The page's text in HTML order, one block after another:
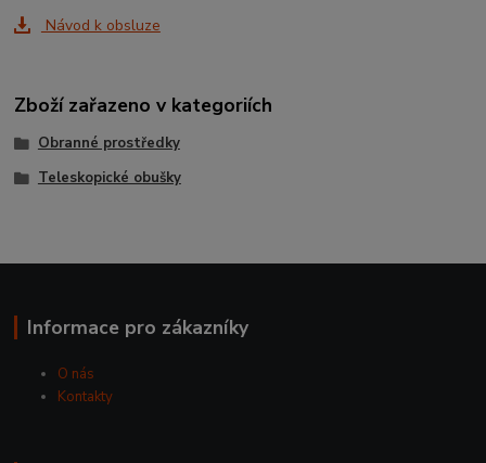
Návod k obsluze
Zboží zařazeno v kategoriích
Obranné prostředky
Teleskopické obušky
Informace pro zákazníky
O nás
Kontakty